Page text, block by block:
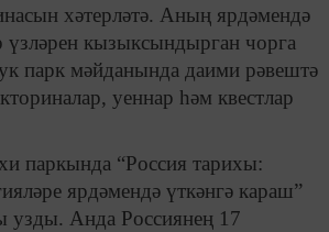
хәтерләтә. Аның ярдәмендә
үзләрен кызыксындырган чорга
парк мәйданында даими рәвештә
уеннар һәм квестлар
паркында “Россия тарихы:
ярдәмендә үткәнгә караш”
узды. Анда Россиянең 17